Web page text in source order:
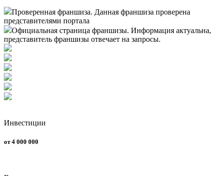
Проверенная франшиза. Данная франшиза проверена
представителями портала
Официальная страница франшизы. Информация актуальна,
представитель франшизы отвечает на запросы.
Инвестиции
от 4 000 000